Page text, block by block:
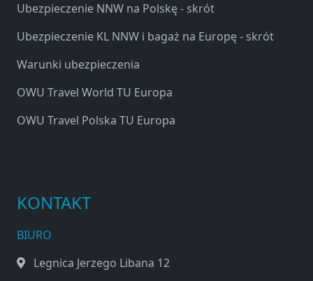
Ubezpieczenie NNW na Polskę - skrót
Ubezpieczenie KL NNW i bagaż na Europę - skrót
Warunki ubezpieczenia
OWU Travel World TU Europa
OWU Travel Polska TU Europa
KONTAKT
BIURO
Legnica Jerzego Libana 12